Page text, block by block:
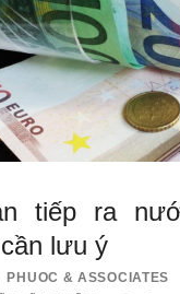
tiếp ra
lưu ý
PHUOC & ASSOCIATES